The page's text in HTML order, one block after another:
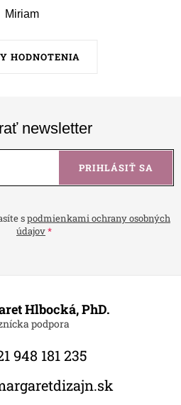
HODNOTENIA
Miriam
newsletter
spodmienkami ochrany osobných
údajov
PRIHLÁSIŤ SA
Hlbocká, PhD.
948 181 235